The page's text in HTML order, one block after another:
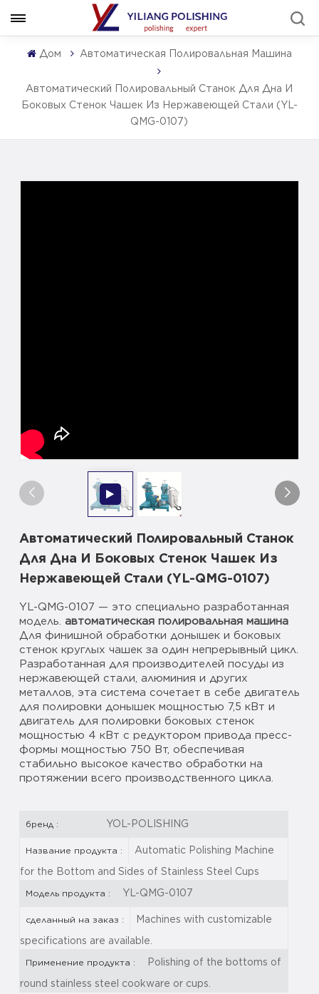
Дом Автоматическая Полировальная Машина
Автоматический Полировальный Станок Для Дна И
Боковых Стенок Чашек Из Нержавеющей Стали (YL-
QMG-0107)
Автоматический Полировальный Станок
Для Дна И Боковых Стенок Чашек Из
Нержавеющей Стали (YL-QMG-0107)
YL-QMG-0107 — это специально разработанная
модель. автоматическая полировальная машина
Для финишной обработки донышек и боковых
стенок круглых чашек за один непрерывный цикл.
Разработанная для производителей посуды из
нержавеющей стали, алюминия и других
металлов, эта система сочетает в себе двигатель
для полировки донышек мощностью 7,5 кВт и
двигатель для полировки боковых стенок
мощностью 4 кВт с редуктором привода пресс-
формы мощностью 750 Вт, обеспечивая
стабильно высокое качество обработки на
протяжении всего производственного цикла.
бренд : YOL-POLISHING
Название продукта :
Automatic Polishing Machine
for the Bottom and Sides of Stainless Steel Cups
Модель продукта : YL-QMG-0107
сделанный на заказ :
Machines with customizable
specifications are available.
Применение продукта :
Polishing of the bottoms of
round stainless steel cookware or cups.